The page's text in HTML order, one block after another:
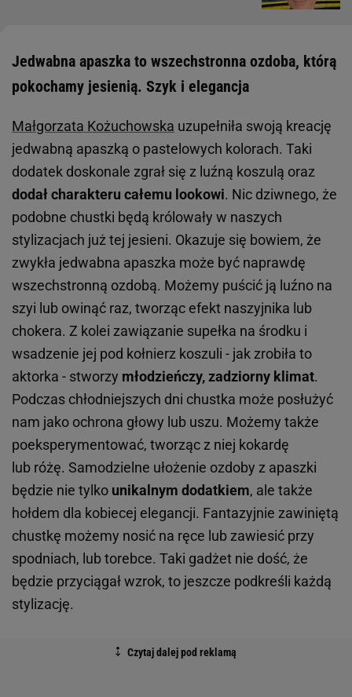
Jedwabna apaszka to wszechstronna ozdoba, którą
pokochamy jesienią. Szyk i elegancja
Małgorzata Kożuchowska uzupełniła swoją kreację
jedwabną apaszką o pastelowych kolorach. Taki
dodatek doskonale zgrał się z luźną koszulą oraz
dodał charakteru całemu lookowi. Nic dziwnego, że
podobne chustki będą królowały w naszych
stylizacjach już tej jesieni. Okazuje się bowiem, że
zwykła jedwabna apaszka może być naprawdę
wszechstronną ozdobą. Możemy puścić ją luźno na
szyi lub owinąć raz, tworząc efekt naszyjnika lub
chokera. Z kolei zawiązanie supełka na środku i
wsadzenie jej pod kołnierz koszuli - jak zrobiła to
aktorka - stworzy młodzieńczy, zadziorny klimat.
Podczas chłodniejszych dni chustka może posłużyć
nam jako ochrona głowy lub uszu. Możemy także
poeksperymentować, tworząc z niej kokardę
lub różę. Samodzielne ułożenie ozdoby z apaszki
będzie nie tylko unikalnym dodatkiem, ale także
hołdem dla kobiecej elegancji. Fantazyjnie zawiniętą
chustkę możemy nosić na ręce lub zawiesić przy
spodniach, lub torebce. Taki gadżet nie dość, że
będzie przyciągał wzrok, to jeszcze podkreśli każdą
stylizację.